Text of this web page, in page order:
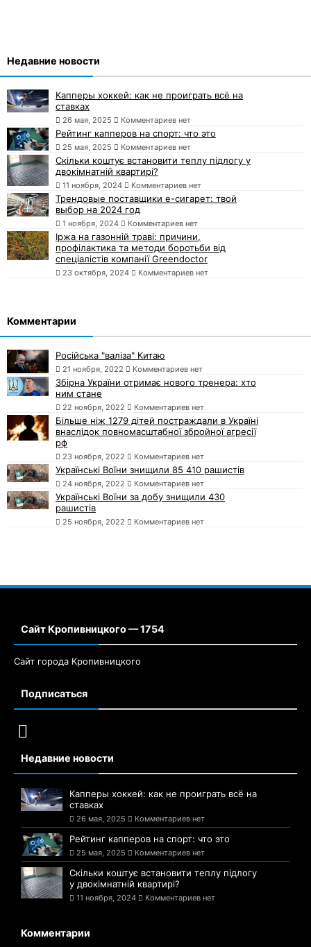
Недавние новости
Капперы хоккей: как не проиграть всё на
ставках
26 мая, 2025 Комментариев нет
Рейтинг капперов на спорт: что это
25 мая, 2025 Комментариев нет
Скільки коштує встановити теплу підлогу у
двокімнатній квартирі?
11 ноября, 2024 Комментариев нет
Трендовые поставщики e-сигарет: твой
выбор на 2024 год
1 ноября, 2024 Комментариев нет
Іржа на газонній траві: причини,
профілактика та методи боротьби від
спеціалістів компанії Greendoctor
23 октября, 2024 Комментариев нет
Комментарии
Російська "валіза" Китаю
21 ноября, 2022 Комментариев нет
Збірна України отримає нового тренера: хто
ним стане
22 ноября, 2022 Комментариев нет
Більше ніж 1279 дітей постраждали в Україні
внаслідок повномасштабної збройної агресії
рф
23 ноября, 2022 Комментариев нет
Українські Воїни знищили 85 410 рашистів
24 ноября, 2022 Комментариев нет
Українські Воїни за добу знищили 430
рашистів
25 ноября, 2022 Комментариев нет
Сайт Кропивницкого — 1754
Сайт города Кропивницкого
Подписаться
Недавние новости
Капперы хоккей: как не проиграть всё на
ставках
26 мая, 2025 Комментариев нет
Рейтинг капперов на спорт: что это
25 мая, 2025 Комментариев нет
Скільки коштує встановити теплу підлогу
у двокімнатній квартирі?
11 ноября, 2024 Комментариев нет
Комментарии